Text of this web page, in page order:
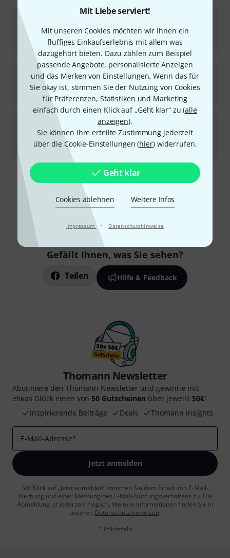
Mit Liebe serviert!
Mit unseren Cookies möchten wir Ihnen ein
fluffiges Einkaufserlebnis mit allem was
dazugehört bieten. Dazu zählen zum Beispiel
passende Angebote, personalisierte Anzeigen
und das Merken von Einstellungen. Wenn das für
Sie okay ist, stimmen Sie der Nutzung von Cookies
für Präferenzen, Statistiken und Marketing
einfach durch einen Klick auf „Geht klar“ zu (alle
anzeigen).
Sie können Ihre erteilte Zustimmung jederzeit
über die Cookie-Einstellungen (hier) widerrufen.
Geht klar
Cookies ablehnen Weitere Infos
Impressum · Datenschutzhinweise
BubblebeeLav Concealer Countryman B3 BK
Sofort lieferbar
20,90€
BubblebeeLav Concealer DPA 4071 WH
Auf Anfrage
20,90€
Lav Concealer Senn. MKE 1 BK
2
Sofort lieferbar
20,90
Kostenloser Versand ab 29 €
Alle Preise inkl. MwSt.
Gefällt Ihnen, was Sie sehen?
Teilen Hilfe & Feedback
Thomann Newsletter
Abonniere den Thomann Newsletter und gewinne mit
etwas Glück einen von 50 Gutscheinen über jeweils 50€!
Inspirierende Beiträge
Deals Thomann Insights
E-Mail-Adresse*
Jetzt anmelden
Mit Klick auf „Jetzt anmelden“ stimmen Sie dem Erhalt von E-Mail-
Werbung und einer Messung des E-Mail-Nutzungsverhaltens zu. Die
Abmeldung ist jederzeit möglich. Weitere Informationen finden Sie in
unseren Datenschutzhinweisen.
* Pflichtfeld